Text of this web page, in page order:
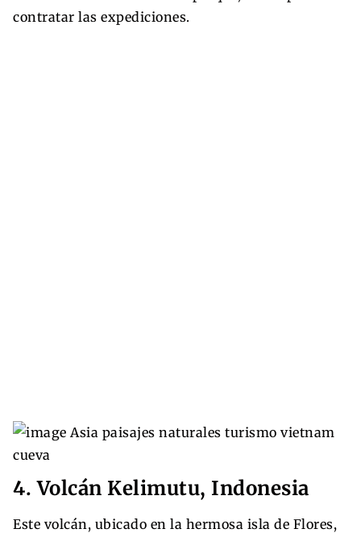
contratar las expediciones.
4. Volcán Kelimutu, Indonesia
Este volcán, ubicado en la hermosa isla de Flores,